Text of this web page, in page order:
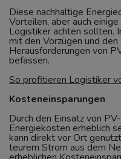
Diese nachhaltige
Vorteilen, aber auch
Logistiker achten sollten.
mit den Vorzügen und
Herausforderungen von
befassen.
So profitieren Logistiker
Kosteneinsparungen
Durch den Einsatz von
Energiekosten erheblich
kann direkt vor Ort
teurem Strom aus dem